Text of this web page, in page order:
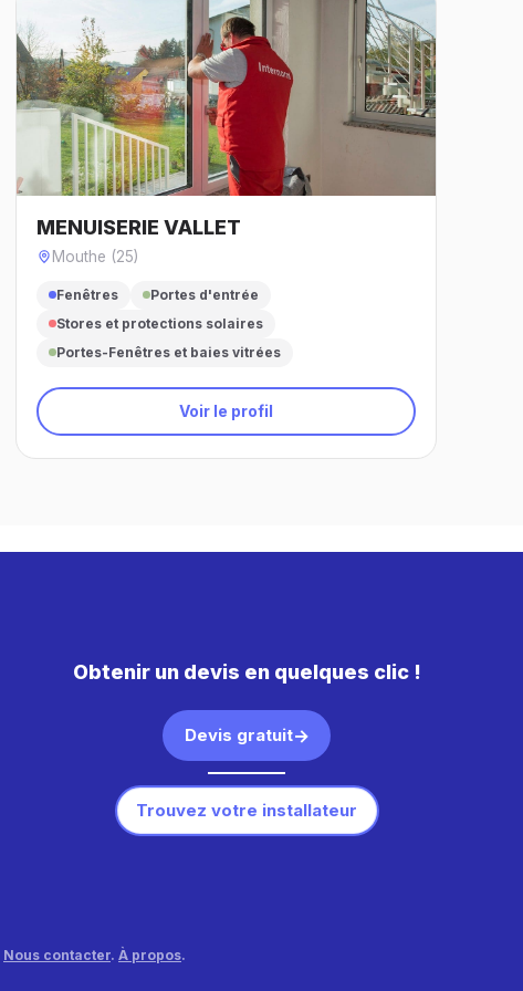
MENUISERIE VALLET
Mouthe (25)
Fenêtres
Portes d'entrée
Stores et protections solaires
Portes-Fenêtres et baies vitrées
Voir le profil
Obtenir un devis en quelques clic !
Devis gratuit
Trouvez votre installateur
Nous contacter. À propos.